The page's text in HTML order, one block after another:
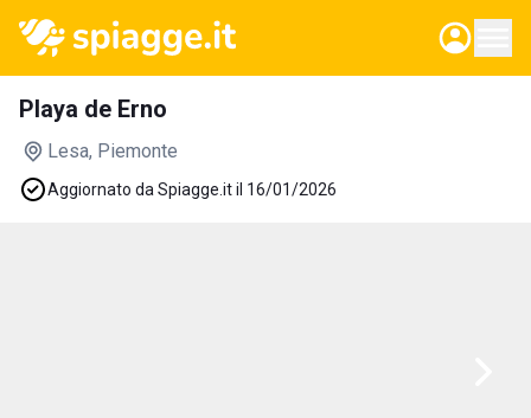
Playa de Erno
Lesa, Piemonte
Aggiornato da Spiagge.it il 16/01/2026